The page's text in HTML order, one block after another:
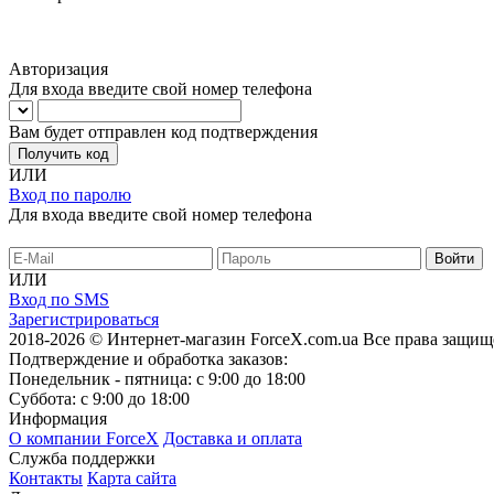
Авторизация
Для входа введите свой номер телефона
Вам будет отправлен код подтверждения
Получить код
ИЛИ
Вход по паролю
Для входа введите свой номер телефона
ИЛИ
Вход по SMS
Зарегистрироваться
2018-2026 © Интернет-магазин ForceX.com.ua Все права
Подтверждение и обработка заказов:
Понедельник - пятница: с 9:00 до 18:00
Суббота: с 9:00 до 18:00
Информация
О компании ForceX Доставка и оплата
Служба поддержки
Контакты Карта сайта